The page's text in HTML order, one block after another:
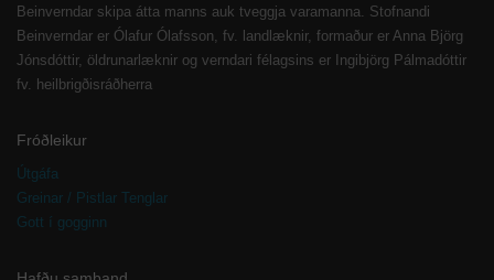
Beinverndar skipa átta manns auk tveggja varamanna. Stofnandi
Beinverndar er Ólafur Ólafsson, fv. landlæknir, formaður er Anna Björg
Jónsdóttir, öldrunarlæknir og verndari félagsins er Ingibjörg Pálmadóttir
fv. heilbrigðisráðherra
Fróðleikur
Útgáfa
Greinar / Pistlar Tenglar
Gott í gogginn